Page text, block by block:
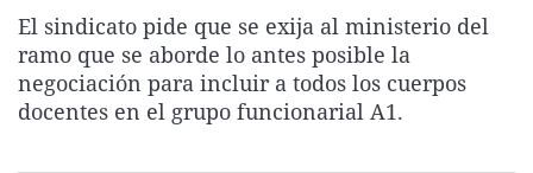
La rosa de los vientos
Gente viajera
Como el perro y el
Caso
Retornados
Equipo de
Extremadura
Galicia
La Rioja
Virales
Televisión
Elecciones
El sindicato pide que se exija al ministerio del
ramo que se aborde lo antes posible la
negociación para incluir a todos los cuerpos
docentes en el grupo funcionarial A1.